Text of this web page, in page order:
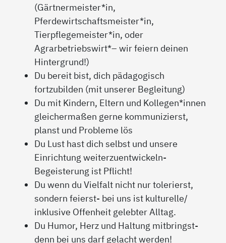
(Gärtnermeister*in,
Pferdewirtschaftsmeister*in,
Tierpflegemeister*in, oder
Agrarbetriebswirt*– wir feiern deinen
Hintergrund!)
Du bereit bist, dich pädagogisch
fortzubilden (mit unserer Begleitung)
Du mit Kindern, Eltern und Kollegen*innen
gleichermaßen gerne kommunizierst,
planst und Probleme lös
Du Lust hast dich selbst und unsere
Einrichtung weiterzuentwickeln-
Begeisterung ist Pflicht!
Du wenn du Vielfalt nicht nur tolerierst,
sondern feierst- bei uns ist kulturelle/
inklusive Offenheit gelebter Alltag.
Du Humor, Herz und Haltung mitbringst-
denn bei uns darf gelacht werden!